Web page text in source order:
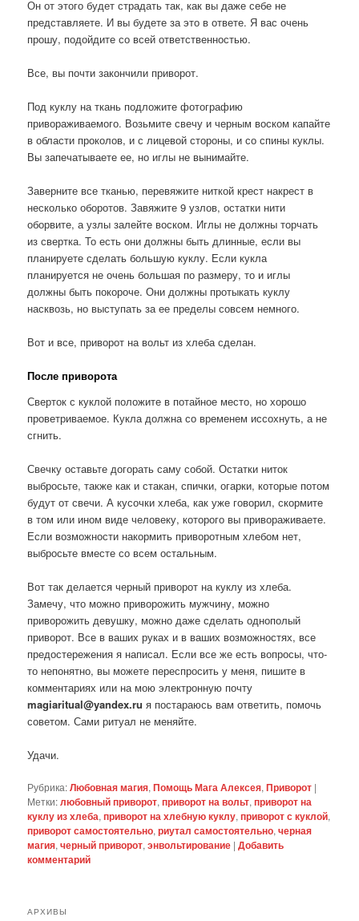
Он от этого будет страдать так, как вы даже себе не
представляете. И вы будете за это в ответе. Я вас очень
прошу, подойдите со всей ответственностью.
Все, вы почти закончили приворот.
Под куклу на ткань подложите фотографию
привораживаемого. Возьмите свечу и черным воском капайте
в области проколов, и с лицевой стороны, и со спины куклы.
Вы запечатываете ее, но иглы не вынимайте.
Заверните все тканью, перевяжите ниткой крест накрест в
несколько оборотов. Завяжите 9 узлов, остатки нити
оборвите, а узлы залейте воском. Иглы не должны торчать
из свертка. То есть они должны быть длинные, если вы
планируете сделать большую куклу. Если кукла
планируется не очень большая по размеру, то и иглы
должны быть покороче. Они должны протыкать куклу
насквозь, но выступать за ее пределы совсем немного.
Вот и все, приворот на вольт из хлеба сделан.
После приворота
Сверток с куклой положите в потайное место, но хорошо
проветриваемое. Кукла должна со временем иссохнуть, а не
сгнить.
Свечку оставьте догорать саму собой. Остатки ниток
выбросьте, также как и стакан, спички, огарки, которые потом
будут от свечи. А кусочки хлеба, как уже говорил, скормите
в том или ином виде человеку, которого вы привораживаете.
Если возможности накормить приворотным хлебом нет,
выбросьте вместе со всем остальным.
Вот так делается черный приворот на куклу из хлеба.
Замечу, что можно приворожить мужчину, можно
приворожить девушку, можно даже сделать однополый
приворот. Все в ваших руках и в ваших возможностях, все
предостережения я написал. Если все же есть вопросы, что-
то непонятно, вы можете переспросить у меня, пишите в
комментариях или на мою электронную почту
magiaritual@yandex.ru я постараюсь вам ответить, помочь
советом. Сами ритуал не меняйте.
Удачи.
Рубрика:Любовная магия,Помощь Мага Алексея,Приворот |
Метки:любовный приворот,приворот на вольт,приворот на
куклу из хлеба,приворот на хлебную куклу,приворот с куклой,
приворот самостоятельно,риутал самостоятельно,черная
магия,черный приворот,энвольтирование |Добавить
комментарий
АРХИВЫ